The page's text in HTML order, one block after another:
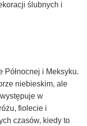
ślubnych i
Północnej i Meksyku.
niebieskim, ale
w
fiolecie i
czasów, kiedy to